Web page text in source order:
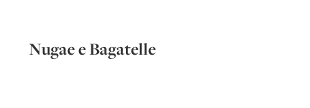
Nugae e Bagatelle